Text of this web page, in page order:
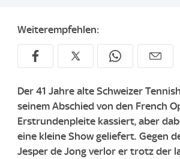
Weiterempfehlen:
Der 41 Jahre alte Schweizer
seinem Abschied von den French
Erstrundenpleite kassiert, aber
eine kleine Show geliefert. Gegen
Jesper de Jong verlor er trotz der